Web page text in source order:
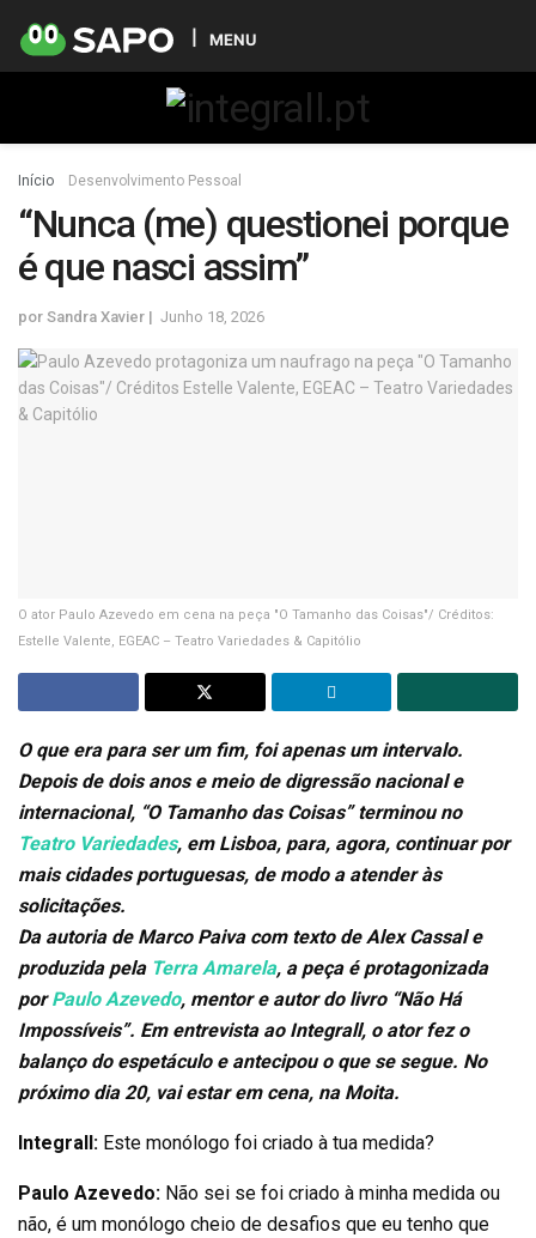
MENU
Início Desenvolvimento Pessoal
“Nunca (me) questionei porque
é que nasci assim”
por Sandra Xavier Junho 18, 2026
O ator Paulo Azevedo em cena na peça "O Tamanho das Coisas"/ Créditos:
Estelle Valente, EGEAC – Teatro Variedades & Capitólio
O que era para ser um fim, foi apenas um intervalo.
Depois de dois anos e meio de digressão nacional e
internacional, “O Tamanho das Coisas”terminou no
Teatro Variedades, em Lisboa, para, agora, continuar por
mais cidades portuguesas, de modo a atender às
solicitações.
Da autoria de Marco Paiva com texto de Alex Cassal e
produzida pela Terra Amarela, a peça é protagonizada
porPaulo Azevedo, mentor e autor do livro “Não Há
Impossíveis”. Em entrevista ao Integrall, o ator fez o
balanço do espetáculo e antecipou o que se segue. No
próximo dia 20, vai estar em cena, na Moita.
Integrall: Este monólogo foi criado à tua medida?
Paulo Azevedo: Não sei se foi criado à minha medida ou
não, é um monólogo cheio de desafios que eu tenho que